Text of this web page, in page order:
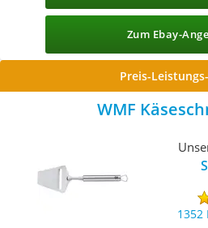
Zum Ebay-
Preis-
WMF
1352